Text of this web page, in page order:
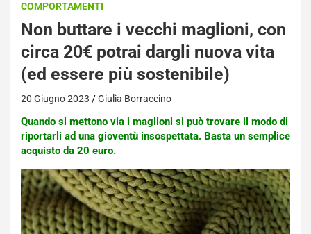
COMPORTAMENTI
Non buttare i vecchi maglioni, con
circa 20€ potrai dargli nuova vita
(ed essere più sostenibile)
20 Giugno 2023 Giulia Borraccino
Quando si mettono via i maglioni si può trovare il modo di
riportarli ad una gioventù insospettata. Basta un semplice
acquisto da 20 euro.